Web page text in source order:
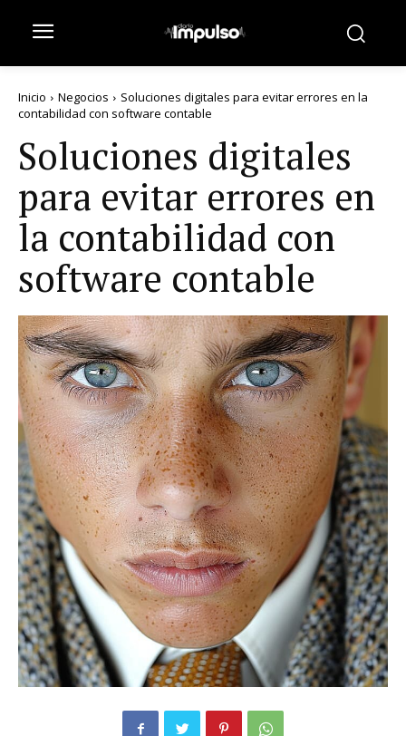
Inicio Negocios
Soluciones digitales para evitar errores en la
contabilidad con software contable
Soluciones digitales
para evitar errores en
la contabilidad con
software contable